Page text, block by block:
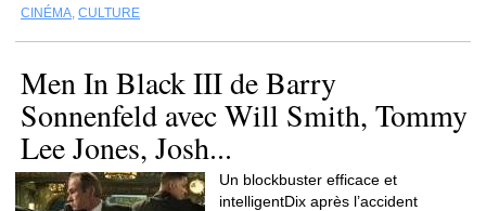
CINÉMA, CULTURE
Men In Black III de Barry
Sonnenfeld avec Will Smith, Tommy
Lee Jones, Josh...
Un blockbuster efficace et
intelligentDix après l’accident